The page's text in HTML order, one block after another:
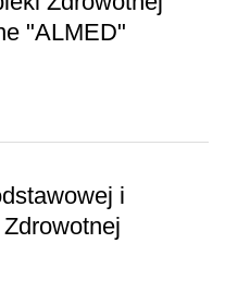
"ALMED"
i